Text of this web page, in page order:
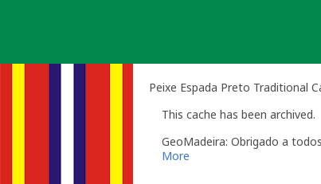
Peixe Espada Preto Traditional
This cache has been archived.
GeoMadeira: Obrigado a
More